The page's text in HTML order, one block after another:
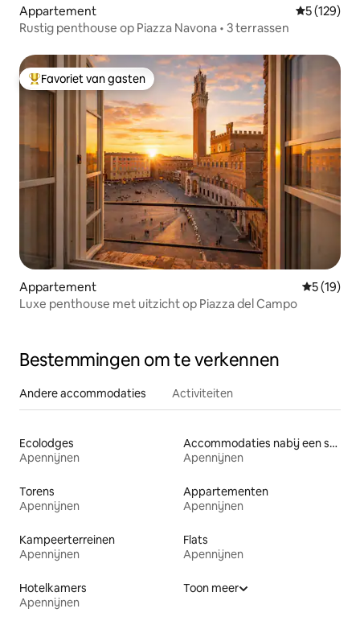
Appartement
5 (129)
Rustig penthouse op Piazza Navona • 3 terrassen
Topfavoriet van gasten
Favoriet van gasten
Appartement
5 (19)
Luxe penthouse met uitzicht op Piazza del Campo
Bestemmingen om te verkennen
Andere accommodaties Activiteiten
Ecolodges
Apennijnen
Accommodaties nabij een strand
Apennijnen
Torens
Apennijnen
Appartementen
Apennijnen
Kampeerterreinen
Apennijnen
Flats
Apennijnen
Hotelkamers
Apennijnen
Toon meer